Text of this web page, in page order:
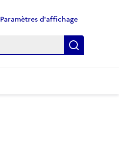
Paramètres d'affichage
Recherche